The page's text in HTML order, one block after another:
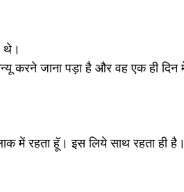
थे।
करने जाना पड़ा है और वह एक ही दिन
में रहता हूॅ। इस लिये साथ रहता ही है।